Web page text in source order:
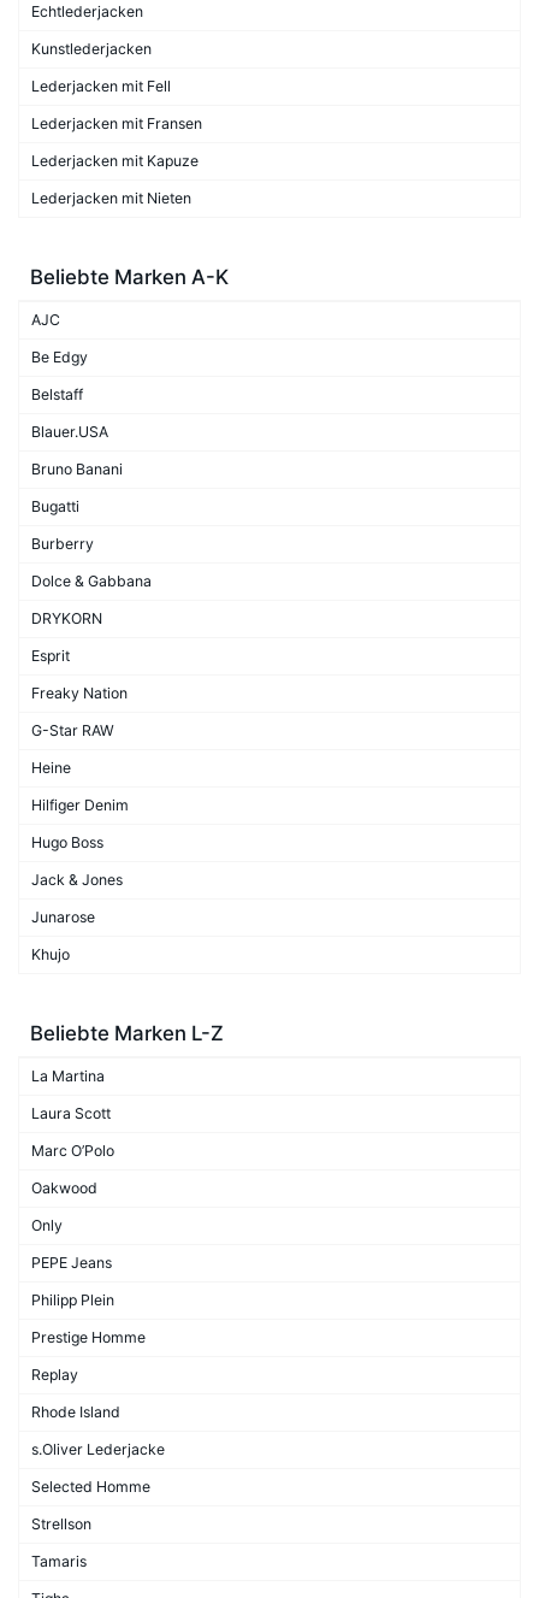
Echtlederjacken
Kunstlederjacken
Lederjacken mit Fell
Lederjacken mit Fransen
Lederjacken mit Kapuze
Lederjacken mit Nieten
Beliebte Marken A-K
AJC
Be Edgy
Belstaff
Blauer.USA
Bruno Banani
Bugatti
Burberry
Dolce & Gabbana
DRYKORN
Esprit
Freaky Nation
G-Star RAW
Heine
Hilfiger Denim
Hugo Boss
Jack & Jones
Junarose
Khujo
Beliebte Marken L-Z
La Martina
Laura Scott
Marc O’Polo
Oakwood
Only
PEPE Jeans
Philipp Plein
Prestige Homme
Replay
Rhode Island
s.Oliver Lederjacke
Selected Homme
Strellson
Tamaris